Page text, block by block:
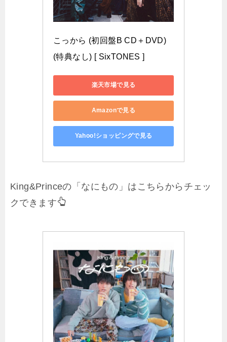
こっから (初回盤B CD＋DVD)
(特典なし) [ SixTONES ]
楽天市場で見る
Amazonで見る
Yahoo!ショッピングで見る
King&Princeの「なにもの」はこちらからチェッ
クできます